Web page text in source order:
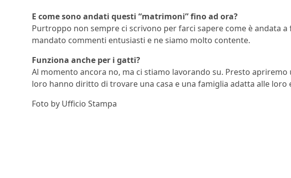
E come sono andati questi “matrimoni” fino ad ora?
Purtroppo non sempre ci scrivono per farci sapere come è andata
mandato commenti entusiasti e ne siamo molto contente.
Funziona anche per i gatti?
Al momento ancora no, ma ci stiamo lavorando su. Presto
loro hanno diritto di trovare una casa e una famiglia adatta alle loro
Foto by Ufficio Stampa